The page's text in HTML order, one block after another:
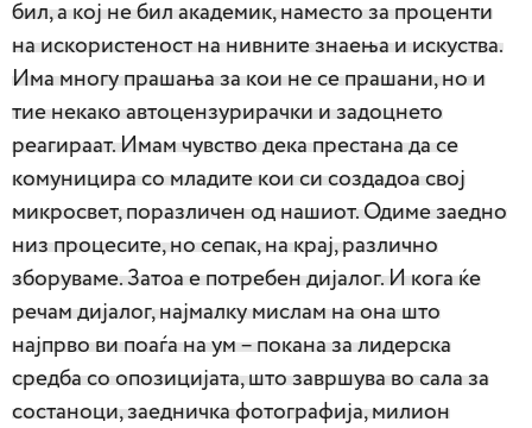
бил, а кој не бил академик, наместо за проценти
на искористеност на нивните знаења и искуства.
Има многу прашања за кои не се прашани, но и
тие некако автоцензурирачки и задоцнето
реагираат. Имам чувство дека престана да се
комуницира со младите кои си создадоа свој
микросвет, поразличен од нашиот. Одиме заедно
низ процесите, но сепак, на крај, различно
зборуваме. Затоа е потребен дијалог. И кога ќе
речам дијалог, најмалку мислам на она што
најпрво ви поаѓа на ум – покана за лидерска
средба со опозицијата, што завршува во сала за
состаноци, заедничка фотографија, милион